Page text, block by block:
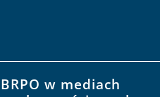
BRPO w mediach